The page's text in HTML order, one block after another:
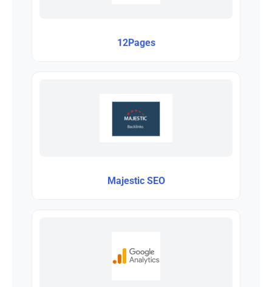
12Pages
Majestic SEO